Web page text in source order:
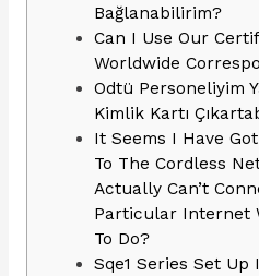
Bağlanabilirim?
Can I Use Our
Worldwide
Odtü Personeliyim
Kimlik Kartı
It Seems I Have
To The Cordless
Actually Can’t
Particular Internet
To Do?
Sqe1 Series Set Up